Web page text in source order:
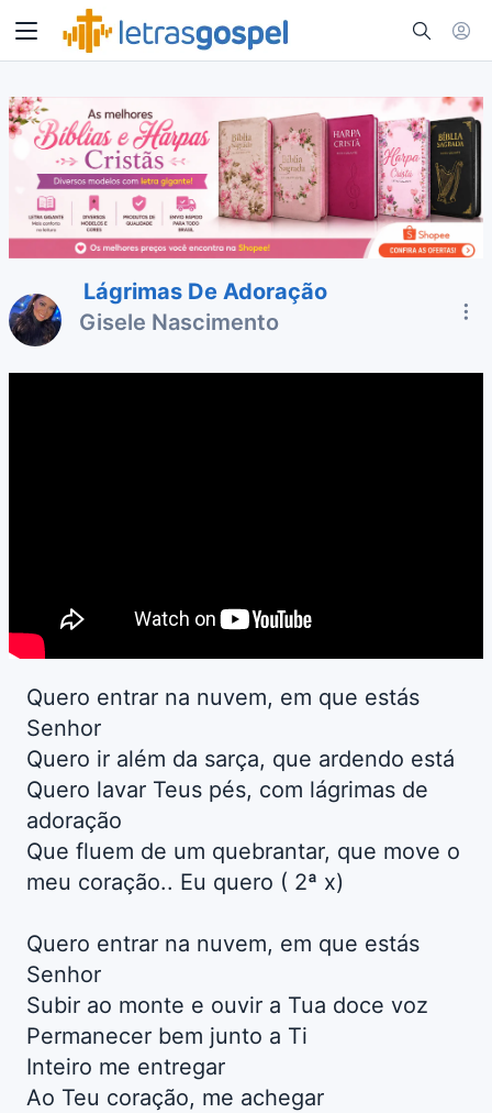
Lágrimas De Adoração
Gisele Nascimento
Quero entrar na nuvem, em que estás
Senhor
Quero ir além da sarça, que ardendo está
Quero lavar Teus pés, com lágrimas de
adoração
Que fluem de um quebrantar, que move o
meu coração.. Eu quero ( 2ª x)
Quero entrar na nuvem, em que estás
Senhor
Subir ao monte e ouvir a Tua doce voz
Permanecer bem junto a Ti
Inteiro me entregar
Ao Teu coração, me achegar